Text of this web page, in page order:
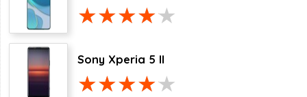
Sony Xperia 5 II